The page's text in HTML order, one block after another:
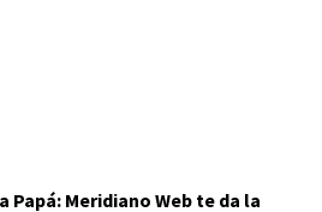
Papá: Meridiano Web te da la